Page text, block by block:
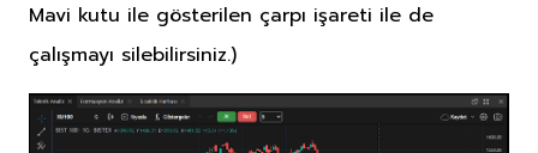
Mavi kutu ile gösterilen çarpı işareti ile de
çalışmayı silebilirsiniz.)